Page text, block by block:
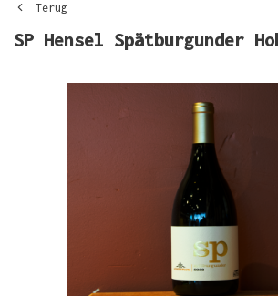
Terug
SP Hensel Spätburgunder